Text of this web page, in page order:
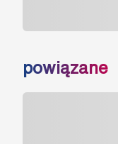
powiązane